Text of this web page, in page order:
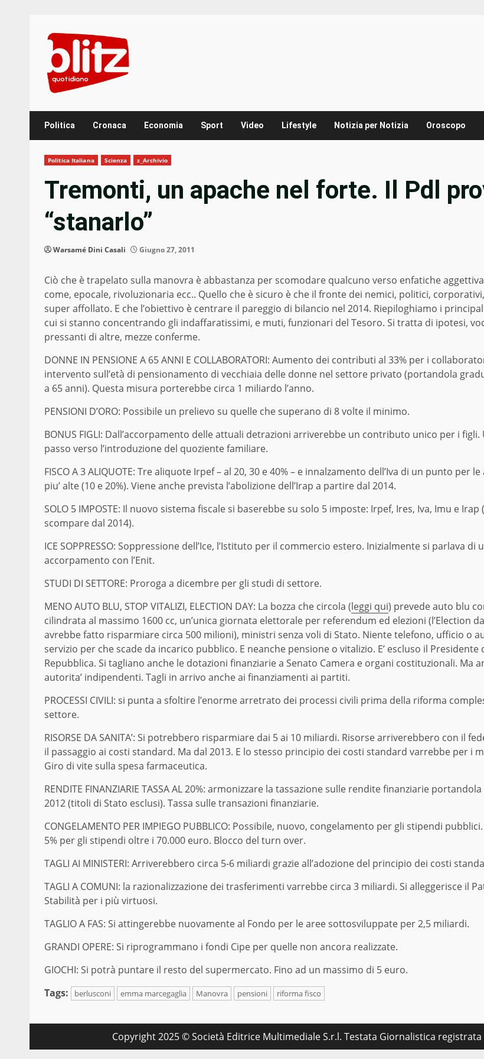
content
Politica Cronaca Economia Sport Video Lifestyle Notizia per Notizia Oroscopo
Politica Italiana Scienza z_Archivio
Tremonti, un apache nel forte. Il Pdl
“stanarlo”
Warsamé Dini Casali Giugno 27, 2011
Ciò che è trapelato sulla manovra è abbastanza per scomodare qualcuno verso enfatiche
come, epocale, rivoluzionaria ecc.. Quello che è sicuro è che il fronte dei nemici, politici,
super affollato. E che l’obiettivo è centrare il pareggio di bilancio nel 2014. Riepiloghiamo i
cui si stanno concentrando gli indaffaratissimi, e muti, funzionari del Tesoro. Si tratta di ipotesi,
pressanti di altre, mezze conferme.
DONNE IN PENSIONE A 65 ANNI E COLLABORATORI: Aumento dei contributi al 33% per i
intervento sull’età di pensionamento di vecchiaia delle donne nel settore privato (portandola
a 65 anni). Questa misura porterebbe circa 1 miliardo l’anno.
PENSIONI D’ORO: Possibile un prelievo su quelle che superano di 8 volte il minimo.
BONUS FIGLI: Dall’accorpamento delle attuali detrazioni arriverebbe un contributo unico per i
passo verso l’introduzione del quoziente familiare.
FISCO A 3 ALIQUOTE: Tre aliquote Irpef – al 20, 30 e 40% – e innalzamento dell’Iva di un punto per
piu’ alte (10 e 20%). Viene anche prevista l’abolizione dell’Irap a partire dal 2014.
SOLO 5 IMPOSTE: Il nuovo sistema fiscale si baserebbe su solo 5 imposte: Irpef, Ires, Iva, Imu e Irap
scompare dal 2014).
ICE SOPPRESSO: Soppressione dell’Ice, l’Istituto per il commercio estero. Inizialmente si parlava di
accorpamento con l’Enit.
STUDI DI SETTORE: Proroga a dicembre per gli studi di settore.
MENO AUTO BLU, STOP VITALIZI, ELECTION DAY: La bozza che circola (leggi qui) prevede auto blu
cilindrata al massimo 1600 cc, un’unica giornata elettorale per referendum ed elezioni (l’Election
avrebbe fatto risparmiare circa 500 milioni), ministri senza voli di Stato. Niente telefono, ufficio o
servizio per che scade da incarico pubblico. E neanche pensione o vitalizio. E’ escluso il Presidente
Repubblica. Si tagliano anche le dotazioni finanziarie a Senato Camera e organi costituzionali. Ma
autorita’ indipendenti. Tagli in arrivo anche ai finanziamenti ai partiti.
PROCESSI CIVILI: si punta a sfoltire l’enorme arretrato dei processi civili prima della riforma
settore.
RISORSE DA SANITA’: Si potrebbero risparmiare dai 5 ai 10 miliardi. Risorse arriverebbero con il
il passaggio ai costi standard. Ma dal 2013. E lo stesso principio dei costi standard varrebbe per i
Giro di vite sulla spesa farmaceutica.
RENDITE FINANZIARIE TASSA AL 20%: armonizzare la tassazione sulle rendite finanziarie portandola
2012 (titoli di Stato esclusi). Tassa sulle transazioni finanziarie.
CONGELAMENTO PER IMPIEGO PUBBLICO: Possibile, nuovo, congelamento per gli stipendi
5% per gli stipendi oltre i 70.000 euro. Blocco del turn over.
TAGLI AI MINISTERI: Arriverebbero circa 5-6 miliardi grazie all’adozione del principio dei costi
TAGLI A COMUNI: la razionalizzazione dei trasferimenti varrebbe circa 3 miliardi. Si alleggerisce il
Stabilità per i più virtuosi.
TAGLIO A FAS: Si attingerebbe nuovamente al Fondo per le aree sottosviluppate per 2,5 miliardi.
GRANDI OPERE: Si riprogrammano i fondi Cipe per quelle non ancora realizzate.
GIOCHI: Si potrà puntare il resto del supermercato. Fino ad un massimo di 5 euro.
Tags:
berlusconi emma marcegaglia Manovra pensioni riforma fisco
Copyright 2025 © Società Editrice Multimediale S.r.l. Testata Giornalistica